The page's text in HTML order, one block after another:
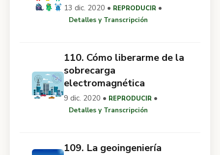
13 dic. 2020 • REPRODUCIR •
Detalles y Transcripción
110. Cómo liberarme de la
sobrecarga
electromagnética
9 dic. 2020 • REPRODUCIR •
Detalles y Transcripción
109. La geoingeniería